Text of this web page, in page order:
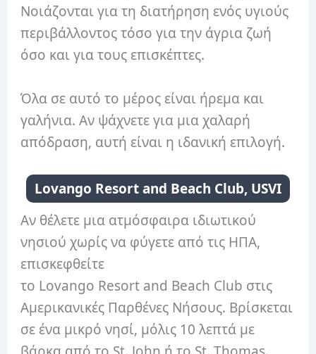
Νοιάζονται για τη διατήρηση ενός υγιούς
περιβάλλοντος τόσο για την άγρια ζωή
όσο και για τους επισκέπτες.
Όλα σε αυτό το μέρος είναι ήρεμα και
γαλήνια. Αν ψάχνετε για μια χαλαρή
απόδραση, αυτή είναι η ιδανική επιλογή.
Lovango Resort and Beach Club, USVI
Αν θέλετε μια ατμόσφαιρα ιδιωτικού
νησιού χωρίς να φύγετε από τις ΗΠΑ,
επισκεφθείτε
το Lovango Resort and Beach Club στις
Αμερικανικές Παρθένες Νήσους. Βρίσκεται
σε ένα μικρό νησί, μόλις 10 λεπτά με